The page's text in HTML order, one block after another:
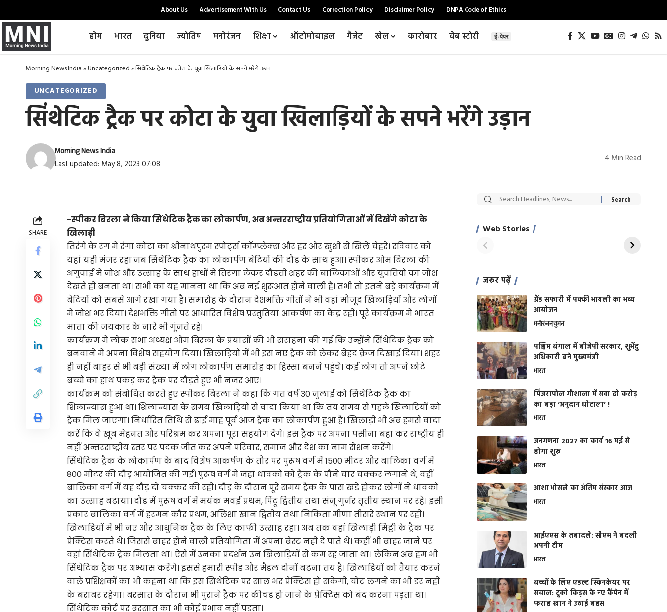
About Us Advertisement With Us Contact Us Correction Policy Disclaimer Policy DNPA Code of Ethics
होम भारत दुनिया ज्योतिष मनोरंजन शिक्षा ऑटोमोबाइल गैजेट खेल कारोबार वेब स्टोरी ई-पेपर
Morning News India»Uncategorized»सिंथेटिक ट्रैक पर कोटा के युवा खिलाड़ियों के सपने भरेंगे उड़ान
UNCATEGORIZED
सिंथेटिक ट्रैक पर कोटा के युवा खिलाड़ियों के सपने भरेंगे उड़ान
Last updated: May 8, 2023 07:08
Morning News India 4 Min Read
SHARE
-स्पीकर बिरला ने किया सिंथेटिक ट्रैक का लोकार्पण, अब अन्तरराष्ट्रीय प्रतियोगिताओं में दिखेंगे कोटा के
खिलाड़ी
तिरंगे के रंग में रंगा कोटा का श्रीनाथपुरम स्पोर्ट्स कॉम्प्लेक्स और हर ओर खुशी से खिले चेहरे। रविवार को
यहां यही मंजर रहा जब सिंथेटिक ट्रैक का लोकार्पण बेटियों की दौड़ के साथ हुआ। स्पीकर ओम बिरला की
अगुवाई में जोश और उत्साह के साथ हाथों में तिरंगा लेकर दौड़ती शहर की बालिकाओं और युवतियों का जोश
देखते ही बनता था। सभी का यह मानना था कि अब नई शुरूआत होने वाली है। तभी तो इतने बड़े कार्यक्रम में
बेटियों को सबसे आगे रखा गया है। समारोह के दौरान देशभक्ति गीतों ने भी वहां मौजूद खिलाड़ियों और लोगों
में जोश भर दिया। देशभक्ति गीतों पर आधारित विशेष प्रस्तुतियां आकर्षण का केंद्र रहीं। पूरे कार्यक्रम में भारत
माता की जयकार के नारे भी गूंजते रहे।
कार्यक्रम में लोक सभा अध्यक्ष ओम बिरला के प्रयासों की भी सराहना की गई कि उन्होंने सिंथेटिक ट्रैक को
बनवाने में अपना विशेष सहयोग दिया। खिलाड़ियों में भी इस नए ट्रैक को लेकर बेहद क्रेज दिखाई दिया। शहर
ही नहीं बाहर से भी बड़ी संख्या में लोग लोकार्पण समारोह का हिस्सा बनने पहुंचे। कई लोग तो अपने छोटे
बच्चों का हाथ पकड़ कर ट्रैक पर दौड़ते हुए भी नजर आए।
कार्यक्रम को संबोधित करते हुए स्पीकर बिरला ने कहा कि गत वर्ष 30 जुलाई को सिंथेटिक ट्रैक का
शिलान्यास हुआ था। शिलान्यास के समय खिलाड़ियों से वादा किया था कि तय समय से पहले खिलाड़ियों को
ट्रैक मिल जाएगा। निर्धारित तिथि से ढाई माह पूर्व आज ट्रैक का लोकार्पण हुआ है। खिलाड़ी भी अब हमसे वादा
करें कि वे खूब मेहनत और परिश्रम कर अपना पूरा सहयोग देंगे। इस ट्रैक पर अपना पसीना बहा कर राष्ट्रीय ही
नहीं अन्तरराष्ट्रीय स्तर पर पदक जीत कर अपने परिवार, समाज और देश का नाम रोशन करेंगें।
सिंथेटिक ट्रैक के लोकार्पण के बाद विशेष आकर्षण के तौर पर पुरूष वर्ग में 1500 मीटर और बालिका वर्ग में
800 मीटर की दौड़ आयोजित की गई। पुरूष वर्ग में जहां धावकों को ट्रैक के पौने चार चक्कर लगाने थे, वहीं
बालिका वर्ग में यह दौड़ दो चक्कर की रही। दौड़ के दौरान पूरे समय ट्रैक के पास खडे होकर लोगों ने धावकों
का उत्साह बढ़ाया। दौड़ में पुरूष वर्ग में मयंक मवई प्रथम, पिंटू द्वितीय तथा संजू गुर्जर तृतीय स्थान पर रहे। इसी
प्रकार बालिका वर्ग में हरमन कौर प्रथम, अलिशा खान द्वितीय तथा निकिता मीणा तीसरे स्थान पर रहीं।
खिलाड़ियों में भी नए और आधुनिक ट्रैक के लिए काफी उत्साह रहा। अब तक वहां खिलाड़ी मिट्टी के ट्रैक पर
प्रेक्टिस करते थे। जिससे बाहर होने वाली प्रतियोगिता में अपना बेस्ट नहीं दे पाते थे। कहीं भी बाहर जाने पर
वहां सिंथेटिक ट्रेक मिलता था। ऐसे में उनका प्रदर्शन उन खिलाड़ियों से कम रह जाता था। लेकिन अब हम भी
सिंथेटिक ट्रैक पर अभ्यास करेंगे। इससे हमारी स्पीड और मैडल दोनों बढ़ना तय है। खिलाड़ियों को तैयार करने
वाले प्रशिक्षकों का भी कहना था कि इस सिंथेटिक पर साल भर प्रेक्टिस हो सकेगी, चोट लगने का भी डर नहीं
के बराबर रहेगा। बरसात के दौरान भी पुराने ट्रैक पर कीचड़ हो जाने के प्रेक्टिस को बंद करना पड़ता था।
सिंथेटिक कोर्ट पर बरसात का भी कोई प्रभाव नहीं पड़ता।
Web Stories
सट्टेबाजी में अरेस्ट हुए
साहिल खान
रोज एक कच्चे लहसुन
जरूर पढ़ें
ग्रैंड सफारी में पक्की भायली का भव्य
आयोजन
मनोरंजनवुमन
पश्चिम बंगाल में बीजेपी सरकार, शुभेंदु
अधिकारी बने मुख्यमंत्री
भारत
​पिंजरापोल गौशाला में सवा दो करोड़
का बड़ा ‘अनुदान घोटाला’ !
भारत
जनगणना 2027 का कार्य 16 मई से
होगा शुरू
भारत
आशा भोसले का अंतिम संस्कार आज
भारत
आईएएस के तबादले: सीएम ने बदली
अपनी टीम
भारत
बच्चों के लिए एडल्ट स्किनकेयर पर
सवाल: टूको किड्स के नए कैंपेन में
फराह खान ने उठाई बहस